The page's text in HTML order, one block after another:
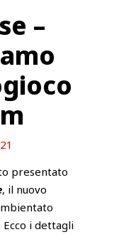
–
presentato
, il nuovo
Ecco i dettagli